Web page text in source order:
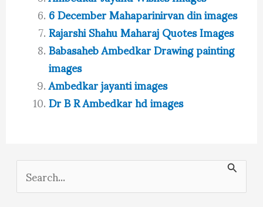
6 December Mahaparinirvan din images
Rajarshi Shahu Maharaj Quotes Images
Babasaheb Ambedkar Drawing painting
images
Ambedkar jayanti images
Dr B R Ambedkar hd images
S
e